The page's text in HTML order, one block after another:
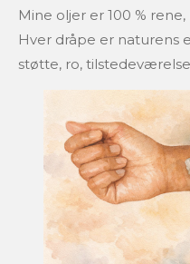
Mine oljer er 100 %
Hver dråpe er naturens
støtte, ro,